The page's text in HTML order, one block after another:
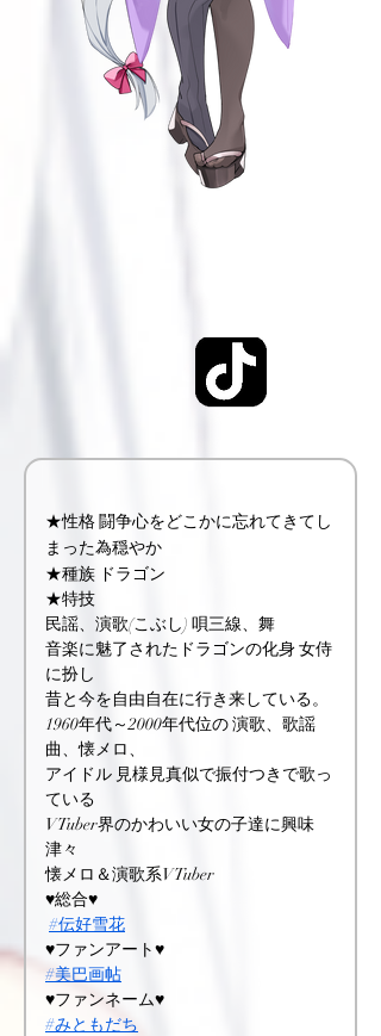
★性格 闘争心をどこかに忘れてきてし
まった為穏やか
★種族 ドラゴン
★特技
民謡、演歌(こぶし) 唄三線、舞
音楽に魅了されたドラゴンの化身 女侍
に扮し
昔と今を自由自在に行き来している。
1960年代～2000年代位の 演歌、歌謡
曲、懐メロ、
アイドル 見様見真似で振付つきで歌っ
ている
VTuber界のかわいい女の子達に興味
津々
懐メロ＆演歌系VTuber
♥総合♥
#伝好雪花
♥ファンアート♥
#美巴画帖
♥ファンネーム♥
#みともだち